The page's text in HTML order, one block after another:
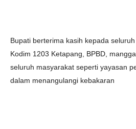
Bupati berterima kasih kepada
Kodim 1203 Ketapang, BPBD,
seluruh masyarakat seperti yayasan
dalam menangulangi kebakaran